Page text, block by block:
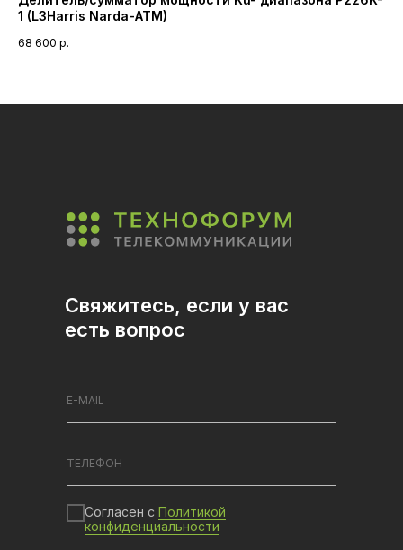
1 (L3Harris Narda-ATM)
68 600 р.
Согласен с Политикой
конфиденциальности
Свяжитесь, если у вас
есть вопрос